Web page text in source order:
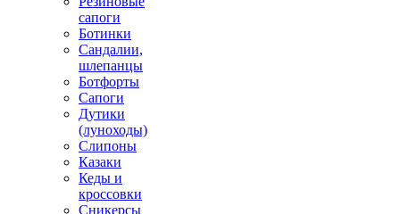
сапоги
Ботинки
Сандалии,
шлепанцы
Ботфорты
Сапоги
Дутики
(луноходы)
Слипоны
Казаки
Кеды и
кроссовки
Сникерсы